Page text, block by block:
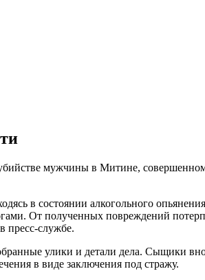
мужчины в Митине,
в состоянии алкогольного
От полученных повреждений
пресс-службе.
улики и детали дела. Сыщики
в виде заключения под стражу.